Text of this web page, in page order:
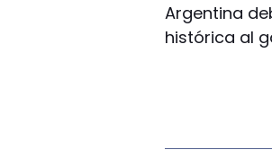
Argentina
histórica al